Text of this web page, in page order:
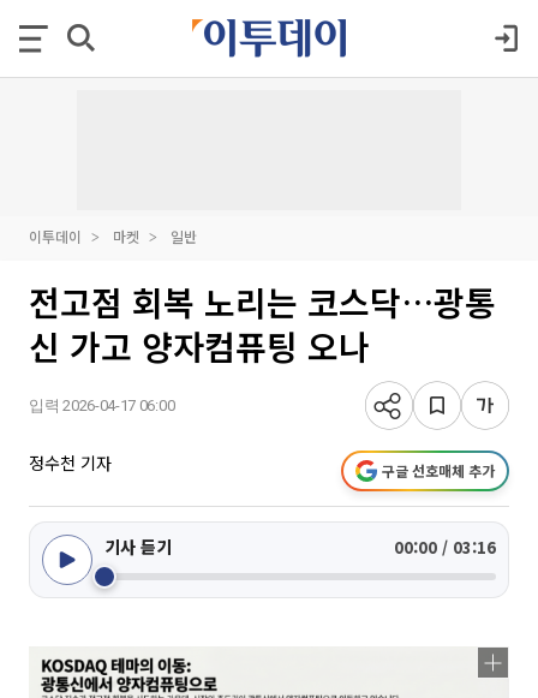
이투데이 마켓 일반
전고점 회복 노리는 코스닥…광통
신 가고 양자컴퓨팅 오나
입력 2026-04-17 06:00
정수천 기자 구글 선호매체 추가
기사 듣기 00:00 / 03:16